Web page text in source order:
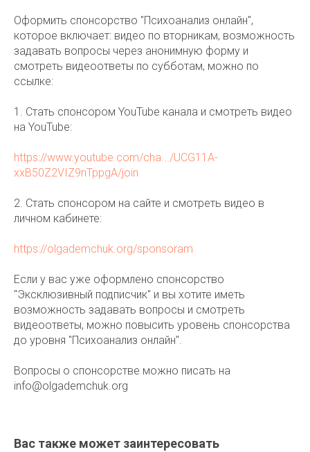
Оформить спонсорство "Психоанализ онлайн",
которое включает: видео по вторникам, возможность
задавать вопросы через анонимную форму и
смотреть видеоответы по субботам, можно по
ссылке:
1. Стать спонсором YouTube канала и смотреть видео
на YouTube:
https://www.youtube.com/cha.../UCG11A-
xxB50Z2VIZ9nTppgA/join
2. Стать спонсором на сайте и смотреть видео в
личном кабинете:
https://olgademchuk.org/sponsoram
Если у вас уже оформлено спонсорство
"Эксклюзивный подписчик" и вы хотите иметь
возможность задавать вопросы и смотреть
видеоответы, можно повысить уровень спонсорства
до уровня "Психоанализ онлайн".
Вопросы о спонсорстве можно писать на
info@olgademchuk.org
Вас также может заинтересовать